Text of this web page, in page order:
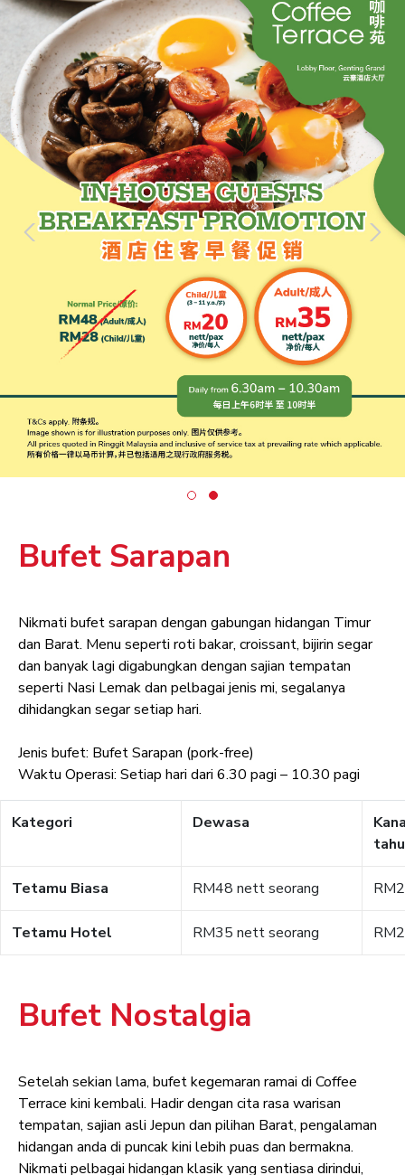
Bufet Sarapan
Nikmati bufet sarapan dengan gabungan hidangan Timur
dan Barat. Menu seperti roti bakar, croissant, bijirin segar
dan banyak lagi digabungkan dengan sajian tempatan
seperti Nasi Lemak dan pelbagai jenis mi, segalanya
dihidangkan segar setiap hari.
Jenis bufet: Bufet Sarapan (pork-free)
Waktu Operasi: Setiap hari dari 6.30 pagi – 10.30 pagi
Kategori Dewasa
Tetamu Biasa RM48 nett seorang
Tetamu Hotel RM35 nett seorang
Bufet Nostalgia
Setelah sekian lama, bufet kegemaran ramai di Coffee
Terrace kini kembali. Hadir dengan cita rasa warisan
tempatan, sajian asli Jepun dan pilihan Barat, pengalaman
hidangan anda di puncak kini lebih puas dan bermakna.
Nikmati pelbagai hidangan klasik yang sentiasa dirindui,